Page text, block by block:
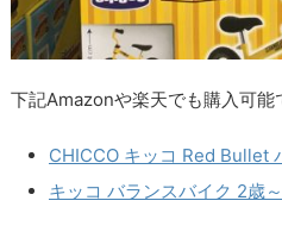
下記Amazonや楽天でも購入可能
CHICCO キッコ Red Bullet
キッコ バランスバイク 2歳